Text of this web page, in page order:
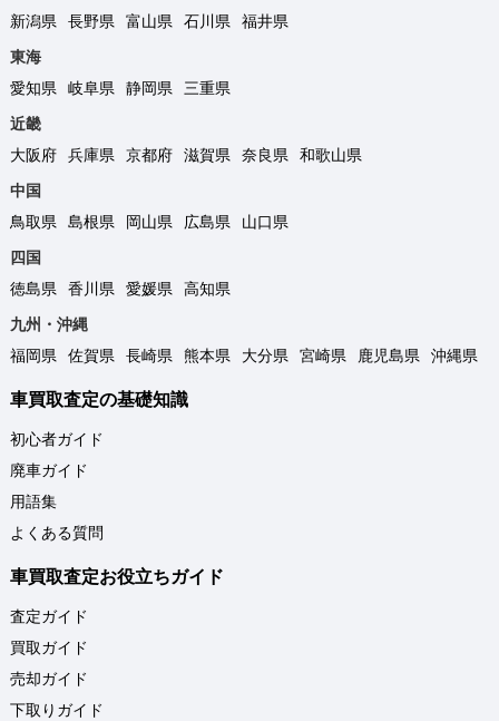
新潟県
長野県 富山県 石川県
福井県
東海
愛知県
岐阜県 静岡県
三重県
近畿
大阪府
兵庫県 京都府 滋賀県 奈良県
和歌山県
中国
鳥取県
島根県 岡山県 広島県
山口県
四国
徳島県
香川県 愛媛県
高知県
九州・沖縄
福岡県
佐賀県 長崎県 熊本県 大分県 宮崎県 鹿児島県 沖縄県
車買取査定の基礎知識
初心者ガイド
廃車ガイド
用語集
よくある質問
車買取査定お役立ちガイド
査定ガイド
買取ガイド
売却ガイド
下取りガイド